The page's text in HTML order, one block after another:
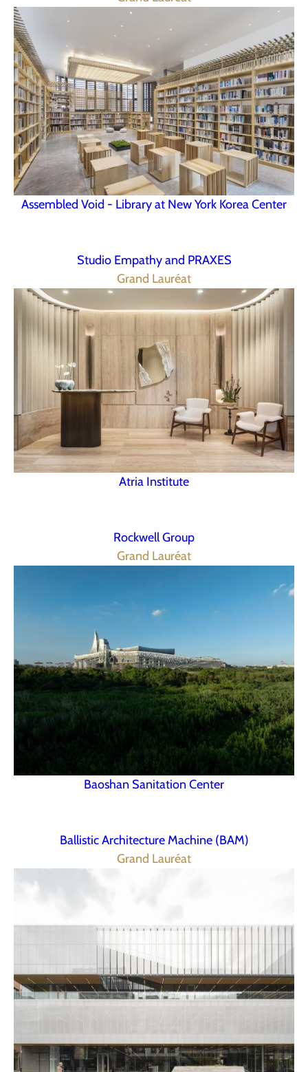
Assembled Void - Library at New York Korea Center
Studio Empathy and PRAXES
Grand Lauréat
Atria Institute
Rockwell Group
Grand Lauréat
Baoshan Sanitation Center
Ballistic Architecture Machine (BAM)
Grand Lauréat